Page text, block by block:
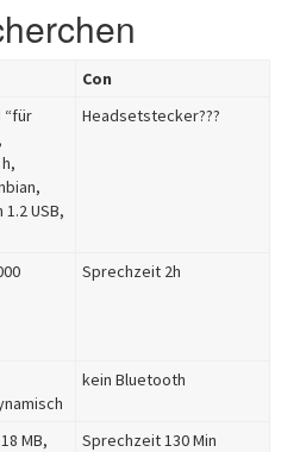
Con
“für
USB,
Headsetstecker???
Sprechzeit 2h
kein Bluetooth
MB,
Sprechzeit 130 Min